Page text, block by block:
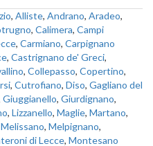
, Alliste, Andrano, Aradeo,
, Calimera, Campi
, Carmiano, Carpignano
, Castrignano de' Greci,
, Collepasso, Copertino,
, Cutrofiano, Diso, Gagliano del
Giuggianello, Giurdignano,
, Lizzanello, Maglie, Martano,
Melissano, Melpignano,
di Lecce, Montesano